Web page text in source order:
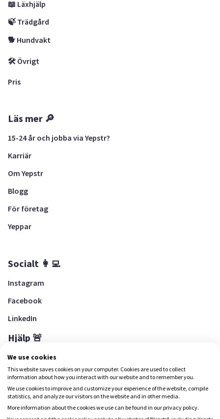
📖 Läxhjälp
🍃 Trädgård
🐕 Hundvakt
🛠 Övrigt
Pris
Läs mer 🔎
15-24 år och jobba via Yepstr?
Karriär
Om Yepstr
Blogg
För företag
Yeppar
Socialt 👩‍💻
Instagram
Facebook
LinkedIn
Hjälp 🚨
Hjälpcenter
Ladda ned Yepstr
We use cookies
This website saves cookies on your computer. Cookies are used to collect
information about how you interact with our website and to remember you.
We use cookies to improve and customize your experience of the website, compile
statistics, and analyze our visitors on the website and in other media.
More information about the cookies we use can be found in our privacy policy.